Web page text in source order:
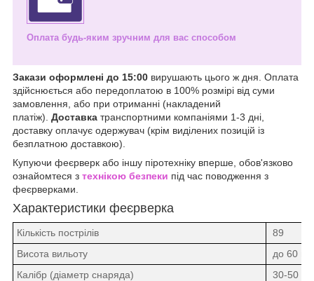
Оплата будь-яким зручним для вас способом
Закази оформлені до 15:00 вирушають цього ж дня. Оплата
здійснюється або передоплатою в 100% розмірі від суми
замовлення, або при отриманні (накладений
платіж). Доставка транспортними компаніями 1-3 дні,
доставку оплачує одержувач (крім виділених позицій із
безплатною доставкою).
Купуючи феєрверк або іншу піротехніку вперше, обов'язково
ознайомтеся з технікою безпеки під час поводження з
феєрверками.
Характеристики феєрверка
Кількість пострілів
89
Висота вильоту
до 60
Калібр (діаметр снаряда)
30-50